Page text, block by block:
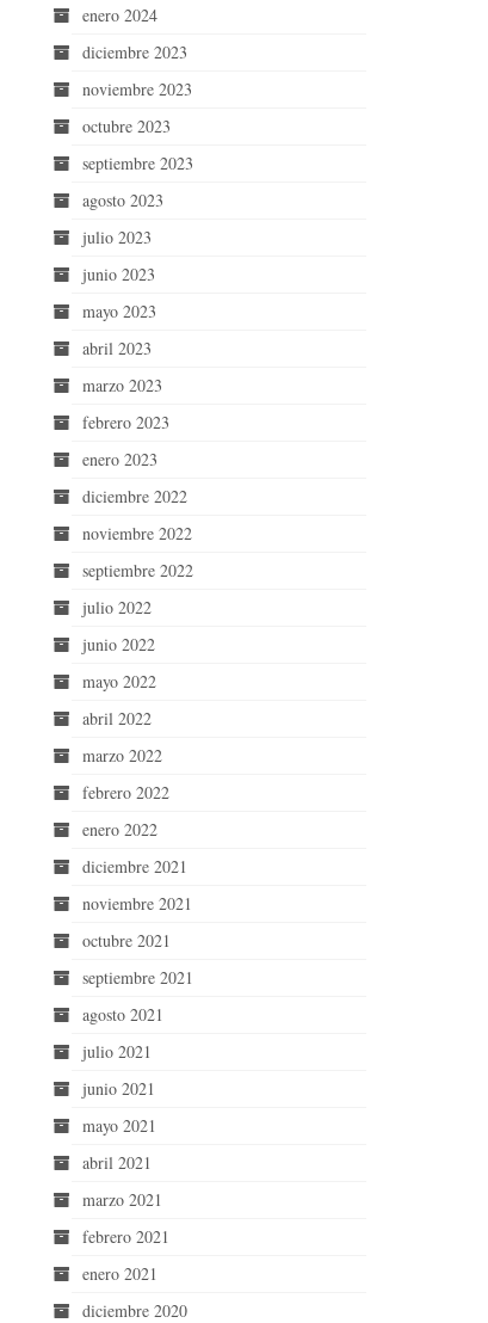
enero 2024
diciembre 2023
noviembre 2023
octubre 2023
septiembre 2023
agosto 2023
julio 2023
junio 2023
mayo 2023
abril 2023
marzo 2023
febrero 2023
enero 2023
diciembre 2022
noviembre 2022
septiembre 2022
julio 2022
junio 2022
mayo 2022
abril 2022
marzo 2022
febrero 2022
enero 2022
diciembre 2021
noviembre 2021
octubre 2021
septiembre 2021
agosto 2021
julio 2021
junio 2021
mayo 2021
abril 2021
marzo 2021
febrero 2021
enero 2021
diciembre 2020